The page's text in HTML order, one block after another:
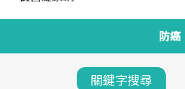
防癌
關鍵字搜尋